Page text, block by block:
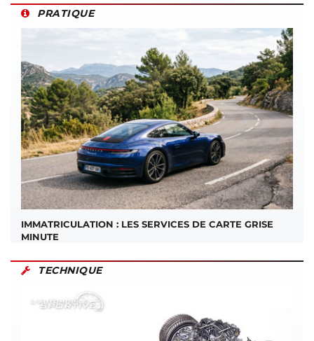
PRATIQUE
IMMATRICULATION : LES SERVICES DE CARTE GRISE
MINUTE
TECHNIQUE